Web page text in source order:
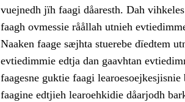
vuejnedh jïh faagi dåaresth. Dah
faagh ovmessie råållah utnieh
Naaken faage sæjhta stuerebe dïedtem
evtiedimmie edtja dan gaavhtan
faagesne guktie faagi
faagine edtjieh learoehkidie dåarjodh